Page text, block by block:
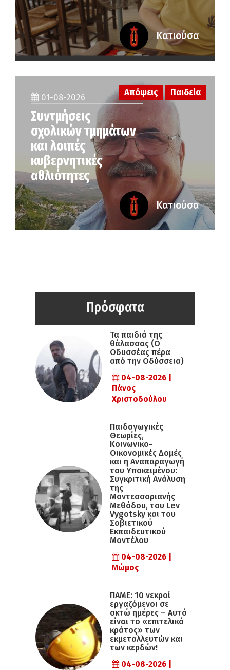
Κατιούσα
01-08-2026
Συντμήσεις
σχολικών τμημάτων
και λοιπές
κυβερνητικές
αθλιότητες
Απόψεις Παιδεία
Κατιούσα
Πρόσφατα
Τα παιδιά της
θάλασσας (Ο
Οδυσσέας πέρα
από την Οδύσσεια)
04-08-2026 |
Πάνος
Χριστοδούλου
Παιδαγωγικές
Θεωρίες,
Κοινωνικο-
Οικονομικές Δομές
και η Αναπαραγωγή
του Υποκειμένου:
Συγκριτική Ανάλυση
της
Μοντεσσοριανής
Μεθόδου, του Lev
Vygotsky και του
Σοβιετικού
Εκπαιδευτικού
Μοντέλου
04-08-2026 |
Μώμος
ΠΑΜΕ: 10 νεκροί
εργαζόμενοι σε
οκτώ ημέρες – Αυτό
είναι το «επιτελικό
κράτος» των
εκμεταλλευτών και
των κερδών!
04-08-2026 |